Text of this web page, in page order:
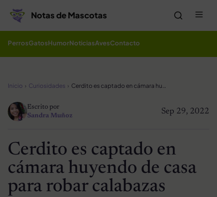
Notas de Mascotas
PerrosGatosHumorNoticiasAvesContacto
Inicio Curiosidades Cerdito es captado en cámara huyendo de casa para robar calabazas
Sep 29, 2022
Escrito por
Sandra Muñoz
Cerdito es captado en
cámara huyendo de casa
para robar calabazas